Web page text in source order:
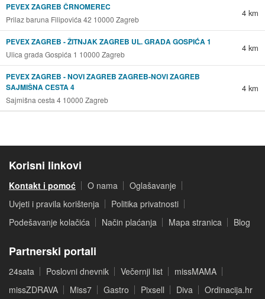
PEVEX ZAGREB ČRNOMEREC
Prilaz baruna Filipovića 42 10000 Zagreb
4 km
PEVEX ZAGREB - ŽITNJAK ZAGREB UL. GRADA GOSPIĆA 1
Ulica grada Gospića 1 10000 Zagreb
4 km
PEVEX ZAGREB - NOVI ZAGREB ZAGREB-NOVI ZAGREB
SAJMIŠNA CESTA 4
Sajmišna cesta 4 10000 Zagreb
4 km
Korisni linkovi
Kontakt i pomoć O nama
Oglašavanje
Uvjeti i pravila korištenja
Politika privatnosti
Podešavanje kolačića
Način plaćanja Mapa stranica Blog
Partnerski portali
24sata Poslovni dnevnik Večernji list
missMAMA
missZDRAVA
Miss7 Gastro Pixsell Diva Ordinacija.hr